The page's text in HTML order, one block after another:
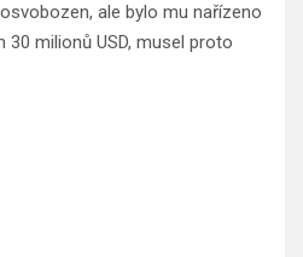
ale bylo mu nařízeno
milionů USD, musel proto